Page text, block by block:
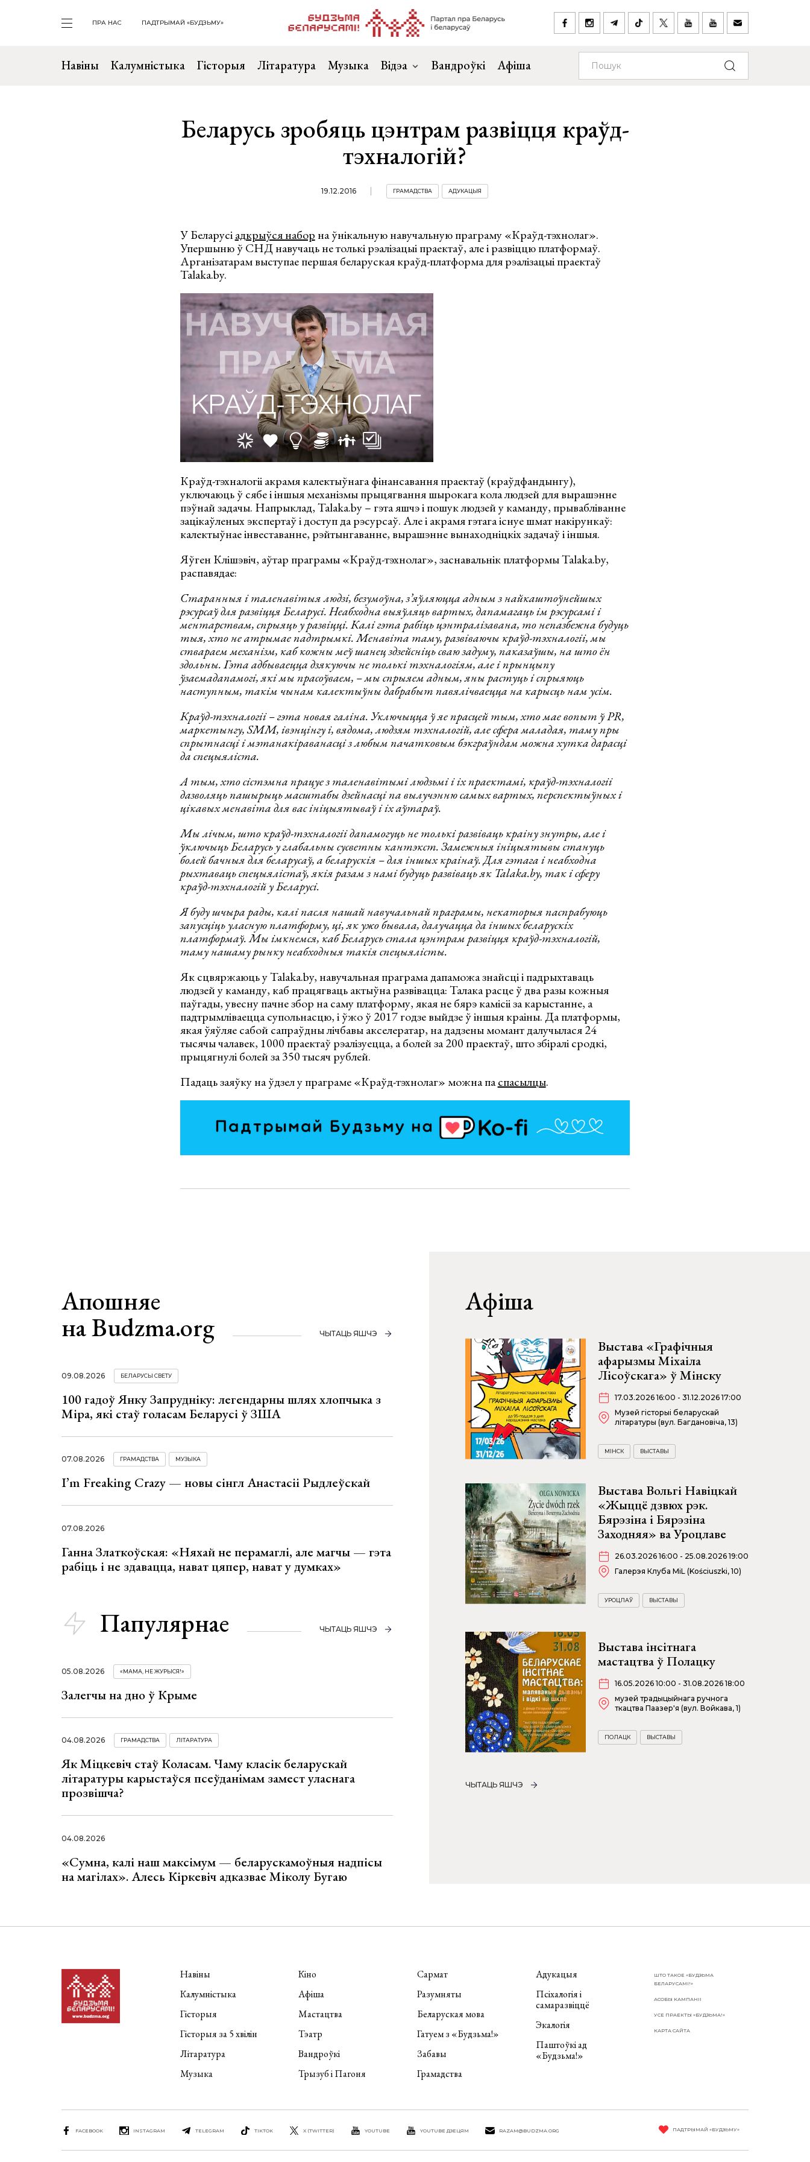
ПРА НАС ПАДТРЫМАЙ «БУДЗЬМУ»
Навіны Калумністыка Гісторыя Літаратура Музыка Відэа Вандроўкі Афіша
Беларусь зробяць цэнтрам развіцця краўд-
тэхналогій?
19.12.2016 ГРАМАДСТВА АДУКАЦЫЯ
У Беларусіадкрыўся набор на ўнікальную навучальную праграму «Краўд-тэхнолаг».
Упершыню ў СНД навучаць не толькі рэалізацыі праектаў, але і развіццю платформаў.
Арганізатарам выступае першая беларуская краўд-платформа для рэалізацыі праектаў
Talaka.by.
Краўд-тэхналогіі акрамя калектыўнага фінансавання праектаў (краўдфандынгу),
уключаюць ў сябе і іншыя механізмы прыцягвання шырокага кола людзей для вырашэнне
пэўнай задачы. Напрыклад, Talaka.by – гэта яшчэ і пошук людзей у каманду, прывабліванне
зацікаўленых экспертаў і доступ да рэсурсаў. Але і акрамя гэтага існуе шмат накірункаў:
калектыўнае інвеставанне, рэйтынгаванне, вырашэнне вынаходніцкіх задачаў і іншыя.
Яўген Клішэвіч, аўтар праграмы «Краўд-тэхнолаг», заснавальнік платформы Talaka.by,
распавядае:
Старанныя і таленавітыя людзі, безумоўна, з’яўляюцца адным з найкаштоўнейшых
рэсурсаў для развіцця Беларусі. Неабходна выяўляць вартых, дапамагаць ім рэсурсамі і
ментарствам, спрыяць у развіцці. Калі гэта рабіць цэнтралізавана, то непазбежна будуць
тыя, хто не атрымае падтрымкі. Менавіта таму, развіваючы краўд-тэхналогіі, мы
ствараем механізм, каб кожны меў шанец здзейсніць сваю задуму, паказаўшы, на што ён
здольны. Гэта адбываецца дзякуючы не толькі тэхналогіям, але і прынцыпу
ўзаемадапамогі, які мы прасоўваем, – мы спрыяем адным, яны растуць і спрыяюць
наступным, такім чынам калектыўны дабрабыт павялічваецца на карысць нам усім.
Краўд-тэхналогіі – гэта новая галіна. Уключыцца ў яе прасцей тым, хто мае вопыт ў PR,
маркетынгу, SMM, івэнцінгу і, вядома, людзям тэхналогій, але сфера маладая, таму пры
спрытнасці і мэтанакіраванасці з любым пачатковым бэкграўндам можна хутка дарасці
да спецыяліста.
А тым, хто сістэмна працуе з таленавітымі людзьмі і іх праектамі, краўд-тэхналогіі
дазволяць пашырыць масштабы дзейнасці па вылучэнню самых вартых, перспектыўных і
цікавых менавіта для вас ініцыятываў і іх аўтараў.
Мы лічым, што краўд-тэхналогіі дапамогуць не толькі развіваць краіну знутры, але і
ўключыць Беларусь у глабальны сусветны кантэкст. Замежныя ініцыятывы стануць
болей бачныя для беларусаў, а беларускія – для іншых краінаў. Для гэтага і неабходна
рыхтаваць спецыялістаў, якія разам з намі будуць развіваць як Talaka.by, так і сферу
краўд-тэхналогій у Беларусі.
Я буду шчыра рады, калі пасля нашай навучальнай праграмы, некаторыя паспрабуюць
запусціць уласную платформу, ці, як ужо бывала, далучацца да іншых беларускіх
платформаў. Мы імкнемся, каб Беларусь стала цэнтрам развіцця краўд-тэхналогій,
таму нашаму рынку неабходныя такія спецыялісты.
Як сцвяржаюць у Talaka.by, навучальная праграма дапаможа знайсці і падрыхтаваць
людзей у каманду, каб працягваць актыўна развівацца: Талака расце ў два разы кожныя
паўгады, увесну пачне збор на саму платформу, якая не бярэ камісіі за карыстанне, а
падтрымліваецца супольнасцю, і ўжо ў 2017 годзе выйдзе ў іншыя краіны. Да платформы,
якая ўяўляе сабой сапраўдны лічбавы акселератар, на дадзены момант далучылася 24
тысячы чалавек, 1000 праектаў рэалізуецца, а болей за 200 праектаў, што збіралі сродкі,
прыцягнулі болей за 350 тысяч рублей.
Падаць заяўку на ўдзел у праграме «Краўд-тэхнолаг» можна паспасылцы.
Апошняе
на Budzma.org
ЧЫТАЦЬ ЯШЧЭ
09.08.2026 БЕЛАРУСЫ СВЕТУ
100 гадоў Янку Запрудніку: легендарны шлях хлопчыка з
Міра, які стаў голасам Беларусі ў ЗША
07.08.2026 ГРАМАДСТВА МУЗЫКА
I’m Freaking Crazy — новы сінгл Анастасіі Рыдлеўскай
07.08.2026
Ганна Златкоўская: «Няхай не перамаглі, але магчы — гэта
рабіць і не здавацца, нават цяпер, нават у думках»
Папулярнае ЧЫТАЦЬ ЯШЧЭ
05.08.2026 «МАМА, НЕ ЖУРЫСЯ!»
Залегчы на дно ў Крыме
04.08.2026 ГРАМАДСТВА ЛІТАРАТУРА
Як Міцкевіч стаў Коласам. Чаму класік беларускай
літаратуры карыстаўся псеўданімам замест уласнага
прозвішча?
04.08.2026
«Сумна, калі наш максімум — беларускамоўныя надпісы
на магілах». Алесь Кіркевіч адказвае Міколу Бугаю
Афіша
Выстава «Графічныя
афарызмы Міхаіла
Лісоўскага» ў Мінску
17.03.2026 16:00 - 31.12.2026 17:00
Музей гісторыі беларускай
літаратуры (вул. Багдановіча, 13)
МІНСК ВЫСТАВЫ
Выстава Вольгі Навіцкай
«Жыццё дзвюх рэк.
Бярэзіна і Бярэзіна
Заходняя» ва Уроцлаве
26.03.2026 16:00 - 25.08.2026 19:00
Галерэя Клуба MiL (Kościuszki, 10)
УРОЦЛАЎ ВЫСТАВЫ
Выстава інсітнага
мастацтва ў Полацку
16.05.2026 10:00 - 31.08.2026 18:00
музей традыцыйнага ручнога
ткацтва Паазер'я (вул. Войкава, 1)
ПОЛАЦК ВЫСТАВЫ
ЧЫТАЦЬ ЯШЧЭ
Навіны
Калумністыка
Гісторыя
Гісторыя за 5 хвілін
Літаратура
Музыка
Кіно
Афіша
Мастацтва
Тэатр
Вандроўкі
Трызуб і Пагоня
Сармат
Разумняты
Беларуская мова
Гатуем з «Будзьма!»
Забавы
Грамадства
Адукацыя
Псіхалогія і
самаразвіццё
Экалогія
Паштоўкі ад
«Будзьма!»
ШТО ТАКОЕ «БУДЗЬМА
БЕЛАРУСАМІ!»
АСОБЫ КАМПАНІІ
УСЕ ПРАЕКТЫ «БУДЗЬМА!»
КАРТА САЙТА
FACEBOOK INSTAGRAM TELEGRAM TIKTOK X (TWITTER) YOUTUBE YOUTUBE ДЗЕЦЯМ RAZAM@BUDZMA.ORG ПАДТРЫМАЙ «БУДЗЬМУ»